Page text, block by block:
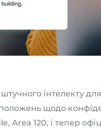
інтелекту
щодо
Area 120, і тепер